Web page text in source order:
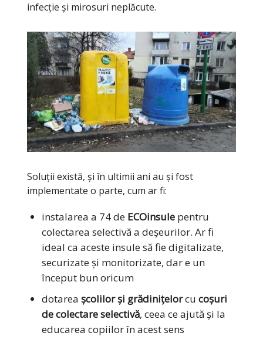
infecție și mirosuri neplăcute.
Soluții există, și în ultimii ani au și fost
implementate o parte, cum ar fi:
instalarea a 74 de ECOinsule pentru
colectarea selectivă a deșeurilor. Ar fi
ideal ca aceste insule să fie digitalizate,
securizate și monitorizate, dar e un
început bun oricum
dotarea școlilor și grădinițelorcu coșuri
de colectare selectivă, ceea ce ajută și la
educarea copiilor în acest sens